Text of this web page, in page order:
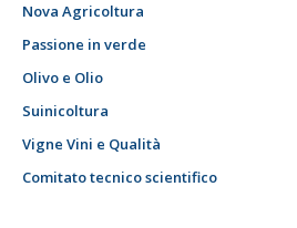
Nova Agricoltura
Passione in verde
Olivo e Olio
Suinicoltura
Vigne Vini e Qualità
Comitato tecnico scientifico